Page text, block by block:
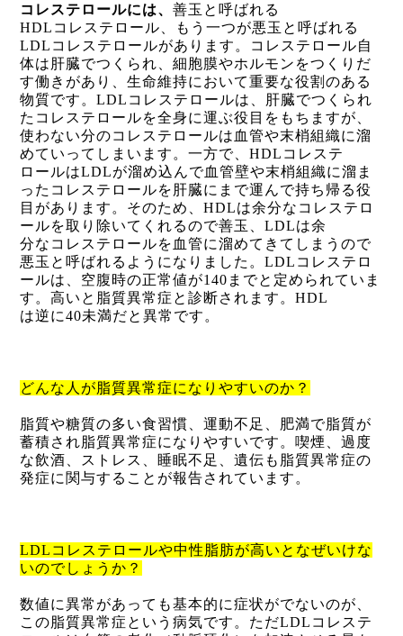
コレステロールには、 善玉と呼ばれる
HDL コレステロール、もう一つが悪玉と呼ばれる
LDL コレステロールがあります。コレステロール自
体は肝臓でつくられ、細胞膜やホルモンをつくりだ
す働きがあり、生命維持において重要な役割のある
物質です。 LDL コレステロールは、肝臓でつくられ
たコレステロールを全身に運ぶ役目をもちますが、
使わない分のコレステロールは血管や末梢組織に溜
めていってしまいます。一方で、 HDL コレステ
ロールはLDLが溜め込んで血管壁や末梢組織に溜ま
ったコレステロールを肝臓にまで運んで持ち帰る役
目があります。そのため、 HDLは余分なコレステロ
ールを取り除いてくれるので善玉、 LDLは余
分なコレステロールを血管に溜めてきてしまうので
悪玉と呼ばれるようになりました。 LDL コレステロ
ールは、空腹時の正常値が140 までと定められていま
す。高いと脂質異常症と診断されます。 HDL
は逆に40未満だと異常です。
どんな人が脂質異常症になりやすいのか？
脂質や糖質の多い食習慣、運動不足、肥満で脂質が
蓄積され脂質異常症になりやすいです。喫煙、過度
な飲酒、ストレス、睡眠不足、遺伝も脂質異常症の
発症に関与することが報告されています。
LDL コレステロールや中性脂肪が高いとなぜいけな
いのでしょうか？
数値に異常があっても基本的に症状がでないのが、
この脂質異常症という病気です。ただLDL コレステ